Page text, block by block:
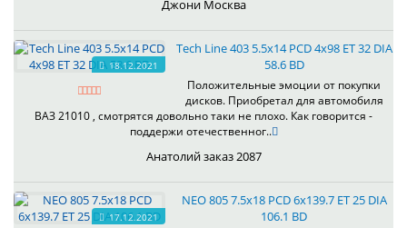
Джони Москва
18.12.2021
Tech Line 403 5.5x14 PCD 4x98 ET 32 DIA
58.6 BD
Положительные эмоции от покупки
дисков. Приобретал для автомобиля
ВАЗ 21010 , смотрятся довольно таки не плохо. Как говорится -
поддержи отечественног..
Анатолий заказ 2087
17.12.2021
NEO 805 7.5x18 PCD 6x139.7 ET 25 DIA
106.1 BD